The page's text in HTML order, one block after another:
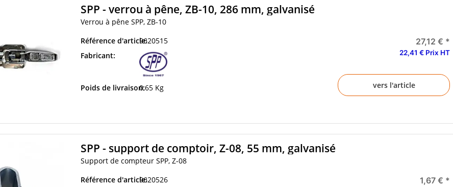
SPP - verrou à pêne, ZB-10, 286 mm, galvanisé
Verrou à pêne SPP, ZB-10
Référence d'article:9620515
Fabricant:
Poids de livraison:0,65 Kg
27,12 € *
22,41 € Prix HT
vers l'article
SPP - support de comptoir, Z-08, 55 mm, galvanisé
Support de compteur SPP, Z-08
Référence d'article:9620526
1,67 € *